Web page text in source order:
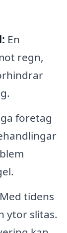
En
regn,
företag
Med tidens
ytor slitas.